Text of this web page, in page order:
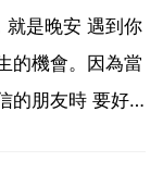
他至深，可以找
就是晚安 遇到你
的機會。因為當
的朋友時 要好
油 我向一個女